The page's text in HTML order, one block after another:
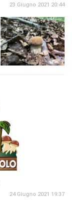
23 Giugno 2021 20:44
24 Giugno 2021 19:37